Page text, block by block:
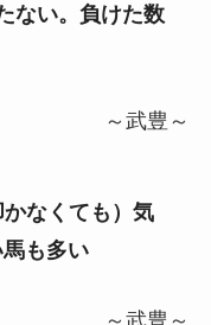
ない。負けた数
～武豊～
なくても）気
も多い